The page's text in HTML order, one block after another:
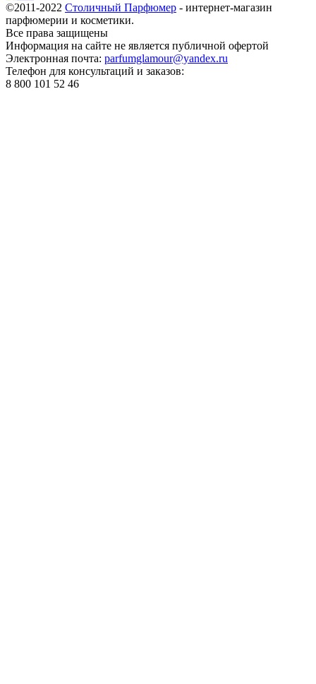
©2011-2022 Столичный Парфюмер - интернет-магазин
парфюмерии и косметики.
Все права защищены
Информация на сайте не является публичной офертой
Электронная почта: parfumglamour@yandex.ru
Телефон для консультаций и заказов:
8 800 101 52 46